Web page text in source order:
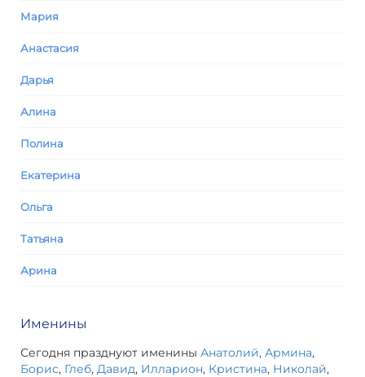
Мария
Анастасия
Дарья
Алина
Полина
Екатерина
Ольга
Татьяна
Арина
Именины
Сегодня празднуют именины Анатолий, Армина,
Борис, Глеб, Давид, Илларион, Кристина, Николай,